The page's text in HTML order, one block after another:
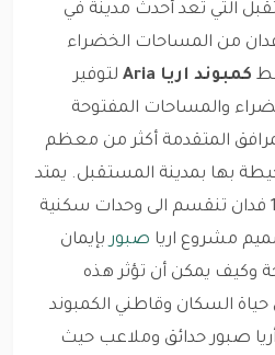
التي تعد أحدث مدينة في
مع أكثر من 11000 فدان من المساحات الخضراء
كمبوند اريا Aria
لتوفير
والمساحات المفتوحة
المتقدمة أكثر من معظم
بها بمدينة المستقبل. يمتد
الكمبوند على مساحة 108 فدان تنقسم الى وحدات سكنية
مشروع اريا صبوربإيمان
وكيف يمكن أن تؤثر هذه
السكان وقاطني الكمبوند
صبور حدائق وملاعب حيث